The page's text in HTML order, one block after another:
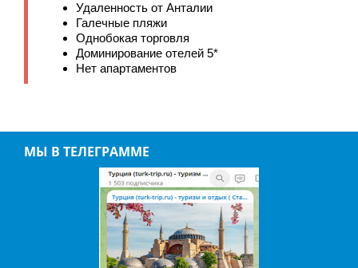
Удаленность от Анталии
Галечные пляжи
Однобокая торговля
Доминирование отелей 5*
Нет апартаментов
МЫ В ТЕЛЕГРАММЕ